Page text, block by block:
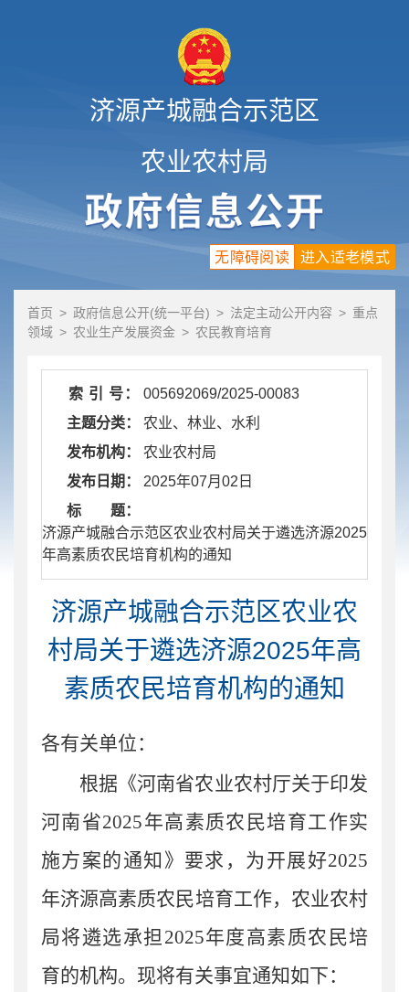
济源产城融合示范区
农业农村局
进入适老模式
无障碍阅读
首页 > 政府信息公开(统一平台) > 法定主动公开内容 > 重点
领域 > 农业生产发展资金 > 农民教育培育
索 引 号：
005692069/2025-00083
主题分类：
农业、林业、水利
发布机构：
农业农村局
发布日期：
2025年07月02日
标 题：
​ 济源产城融合示范区农业农村局关于遴选济源2025
年高素质农民培育机构的通知
济源产城融合示范区农业农
村局关于遴选济源2025年高
素质农民培育机构的通知
各有关单位：
根据 《河南省农业农村厅关于印发
河南省2025年高素质农民培育工作实
施方案的通知》 要求 ， 为开展好2025
年济源高素质农民培育工作，农业农村
局将遴选承担 2025年度高素质农民培
育的机构。现将有关事宜通知如下：